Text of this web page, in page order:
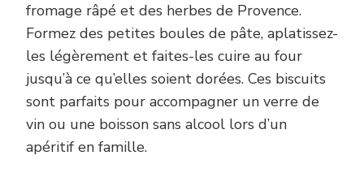
fromage râpé et des herbes de Provence.
Formez des petites boules de pâte, aplatissez-
les légèrement et faites-les cuire au four
jusqu’à ce qu’elles soient dorées. Ces biscuits
sont parfaits pour accompagner un verre de
vin ou une boisson sans alcool lors d’un
apéritif en famille.